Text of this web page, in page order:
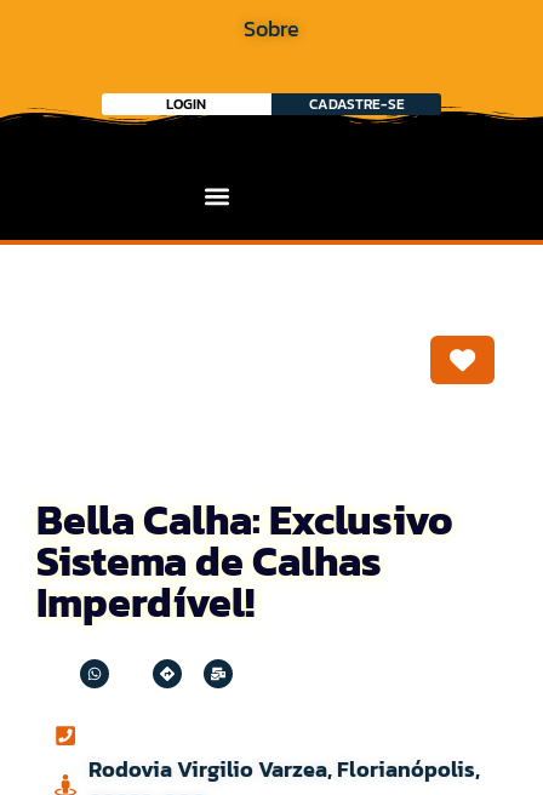
Sobre
LOGIN CADASTRE-SE
Bella Calha: Exclusivo
Sistema de Calhas
Imperdível!
Rodovia Virgilio Varzea, Florianópolis,